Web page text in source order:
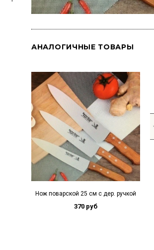
АНАЛОГИЧНЫЕ ТОВАРЫ
Нож поварской 25 см с дер. ручкой
370 руб